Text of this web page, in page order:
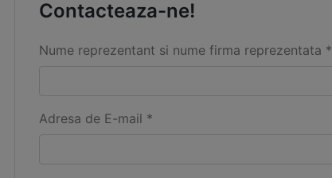
Contacteaza-ne!
Nume reprezentant si nume firma reprezentata *
Adresa de E-mail *